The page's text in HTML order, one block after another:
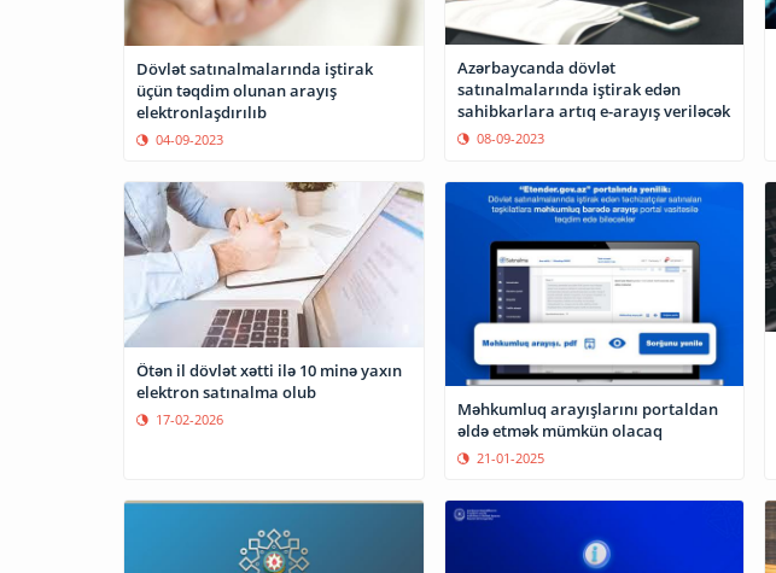
Dövlət satınalmalarında iştirak
üçün təqdim olunan arayış
elektronlaşdırılıb
04-09-2023
Azərbaycanda dövlət
satınalmalarında iştirak edən
sahibkarlara artıq e-arayış veriləcək
08-09-2023
Ötən il dövlət xətti ilə 10 minə yaxın
elektron satınalma olub
17-02-2026
Məhkumluq arayışlarını portaldan
əldə etmək mümkün olacaq
21-01-2025